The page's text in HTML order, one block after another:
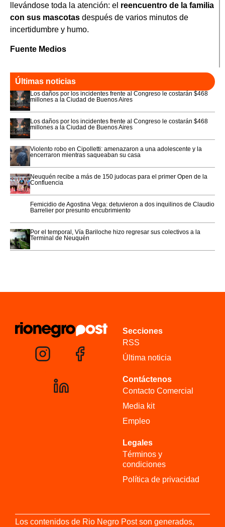
llevándose toda la atención: el reencuentro de la familia
con sus mascotas después de varios minutos de
incertidumbre y humo.
Fuente Medios
Últimas noticias
Los daños por los incidentes frente al Congreso le costarán $468
millones a la Ciudad de Buenos Aires
Los daños por los incidentes frente al Congreso le costarán $468
millones a la Ciudad de Buenos Aires
Violento robo en Cipolletti: amenazaron a una adolescente y la
encerraron mientras saqueaban su casa
Neuquén recibe a más de 150 judocas para el primer Open de la
Confluencia
Femicidio de Agostina Vega: detuvieron a dos inquilinos de Claudio
Barrelier por presunto encubrimiento
Por el temporal, Vía Bariloche hizo regresar sus colectivos a la
Terminal de Neuquén
Secciones
RSS
Última noticia
Contáctenos
Contacto Comercial
Media kit
Empleo
Legales
Términos y
condiciones
Política de privacidad
Los contenidos de Rio Negro Post son generados,